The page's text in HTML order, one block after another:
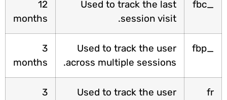
Used to track the last
session visit.
months
Used to track the user
across multiple sessions.
months
Used to track the user